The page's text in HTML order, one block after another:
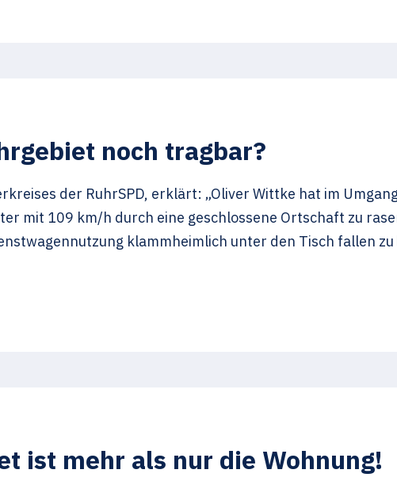
noch tragbar?
der RuhrSPD, erklärt: „Oliver Wittke hat im
mit 109 km/h durch eine geschlossene Ortschaft zu
klammheimlich unter den Tisch fallen
ist mehr als nur die Wohnung!